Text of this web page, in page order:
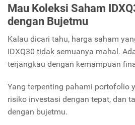
Mau Koleksi Saham
dengan Bujetmu
Kalau dicari tahu, harga saham
IDXQ30 tidak semuanya mahal.
terjangkau dengan kemampuan
Yang terpenting pahami portofolio
risiko investasi dengan tepat, dan
dengan bujetmu.